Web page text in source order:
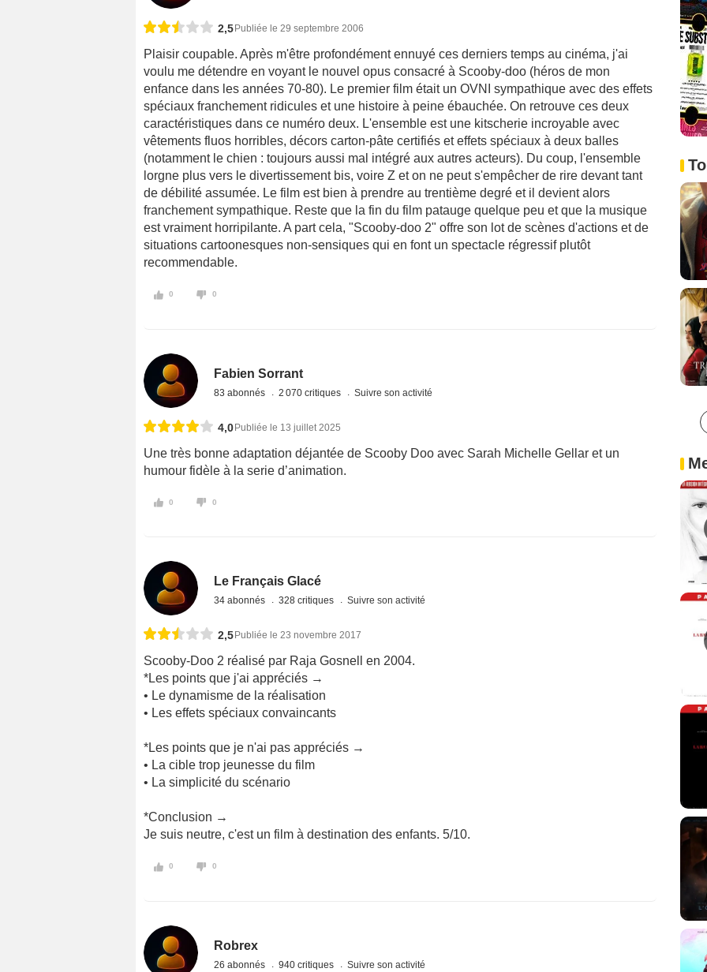
2,5Publiée le 29 septembre 2006
Plaisir coupable. Après m'être profondément ennuyé ces derniers temps au cinéma, j'ai
voulu me détendre en voyant le nouvel opus consacré à Scooby-doo (héros de mon
enfance dans les années 70-80). Le premier film était un OVNI sympathique avec des effets
spéciaux franchement ridicules et une histoire à peine ébauchée. On retrouve ces deux
caractéristiques dans ce numéro deux. L'ensemble est une kitscherie incroyable avec
vêtements fluos horribles, décors carton-pâte certifiés et effets spéciaux à deux balles
(notamment le chien : toujours aussi mal intégré aux autres acteurs). Du coup, l'ensemble
lorgne plus vers le divertissement bis, voire Z et on ne peut s'empêcher de rire devant tant
de débilité assumée. Le film est bien à prendre au trentième degré et il devient alors
franchement sympathique. Reste que la fin du film patauge quelque peu et que la musique
est vraiment horripilante. A part cela, "Scooby-doo 2" offre son lot de scènes d'actions et de
situations cartoonesques non-sensiques qui en font un spectacle régressif plutôt
recommendable.
0 0
Fabien Sorrant
83 abonnés 2 070 critiques Suivre son activité
4,0Publiée le 13 juillet 2025
Une très bonne adaptation déjantée de Scooby Doo avec Sarah Michelle Gellar et un
humour fidèle à la serie d’animation.
0 0
Le Français Glacé
34 abonnés 328 critiques Suivre son activité
2,5 Publiée le 23 novembre 2017
Scooby-Doo 2 réalisé par Raja Gosnell en 2004.
*Les points que j'ai appréciés →
• Le dynamisme de la réalisation
• Les effets spéciaux convaincants
*Les points que je n'ai pas appréciés →
• La cible trop jeunesse du film
• La simplicité du scénario
*Conclusion →
Je suis neutre, c'est un film à destination des enfants. 5/10.
0 0
Robrex
26 abonnés 940 critiques Suivre son activité